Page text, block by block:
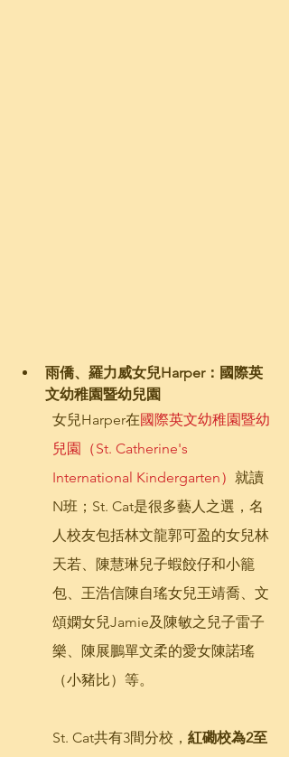
雨僑、羅力威女兒Harper：國際英
文幼稚園暨幼兒園
女兒Harper在國際英文幼稚園暨幼
兒園（St. Catherine's
International Kindergarten） 就讀
N班；St. Cat是很多藝人之選，名
人校友包括林文龍郭可盈的女兒林
天若、陳慧琳兒子蝦餃仔和小籠
包、王浩信陳自瑤女兒王靖喬、文
頌嫻女兒Jamie及陳敏之兒子雷子
樂、陳展鵬單文柔的愛女陳諾瑤
（小豬比）等。
St. Cat共有3間分校， 紅磡校為2至